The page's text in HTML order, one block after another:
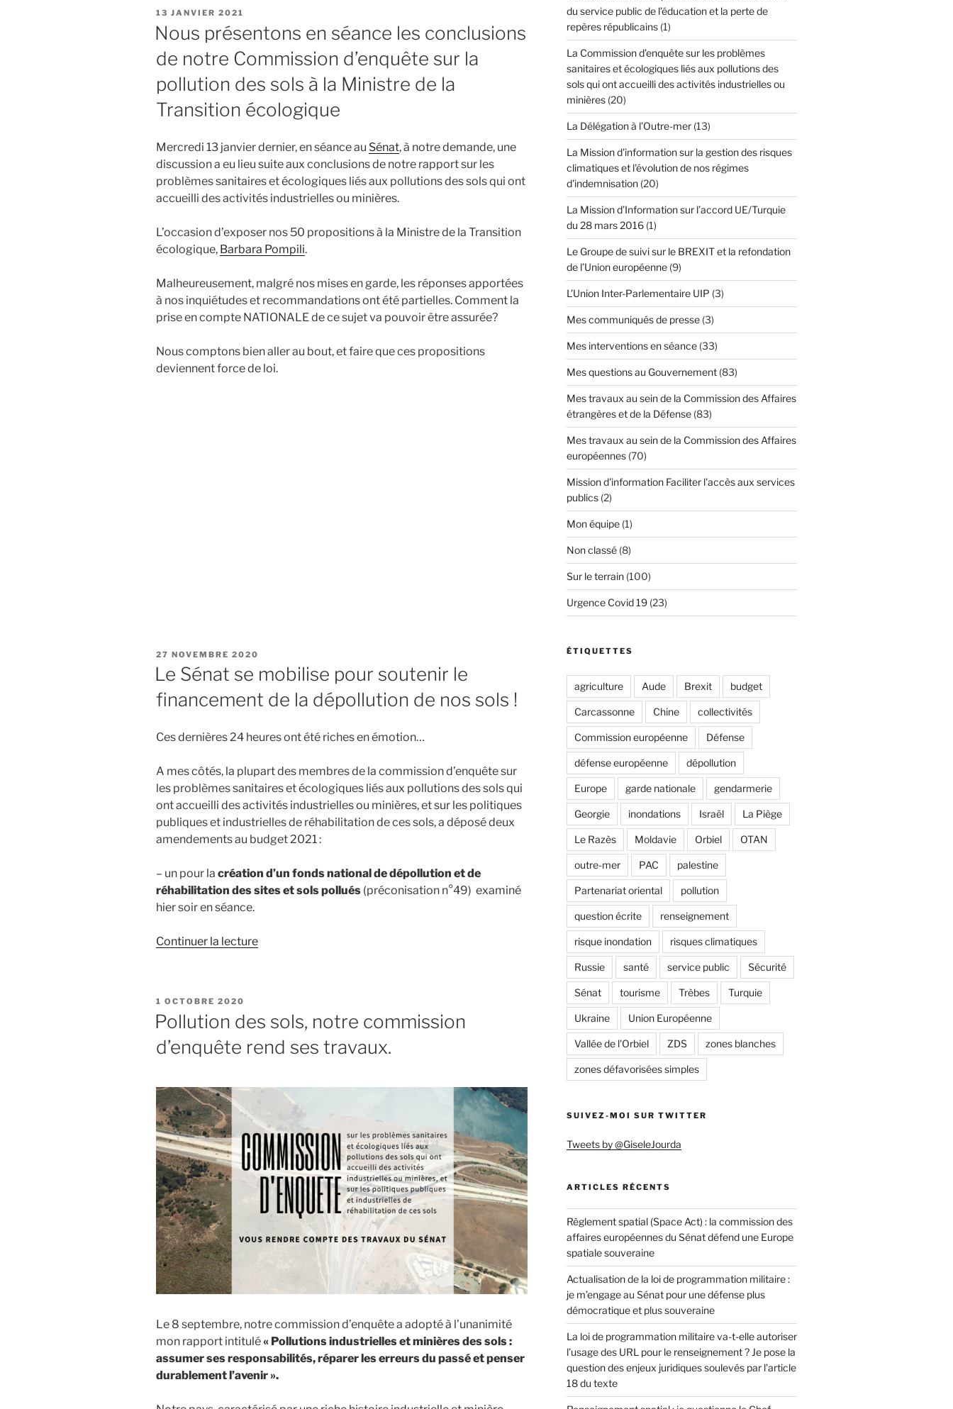
t-
il
pour
l’adoption
directive-
cadre
la
sols? »
PUBLIÉ
LE
13 JANVIER 2021
Nous présentons en séance les conclusions
de notre Commission d’enquête sur la
pollution des sols à la Ministre de la
Transition écologique
Mercredi 13 janvier dernier, en séance au Sénat, à notre demande, une
discussion a eu lieu suite aux conclusions de notre rapport sur les
problèmes sanitaires et écologiques liés aux pollutions des sols qui ont
accueilli des activités industrielles ou minières.
L’occasion d’exposer nos 50 propositions à la Ministre de la Transition
écologique, Barbara Pompili.
Malheureusement, malgré nos mises en garde, les réponses apportées
à nos inquiétudes et recommandations ont été partielles. Comment la
prise en compte NATIONALE de ce sujet va pouvoir être assurée?
Nous comptons bien aller au bout, et faire que ces propositions
deviennent force de loi.
PUBLIÉ
LE
27 NOVEMBRE 2020
Le Sénat se mobilise pour soutenir le
financement de la dépollution de nos sols !
Ces dernières 24 heures ont été riches en émotion…
A mes côtés, la plupart des membres de la commission d’enquête sur
les problèmes sanitaires et écologiques liés aux pollutions des sols qui
ont accueilli des activités industrielles ou minières, et sur les politiques
publiques et industrielles de réhabilitation de ces sols, a déposé deux
amendements au budget 2021 :
– un pour la création d’un fonds national de dépollution et de
réhabilitation des sites et sols pollués (préconisation n°49) examiné
hier soir en séance.
Continuer la lecture
pour
soutenir
dépollution
de
nos
sols
PUBLIÉ
LE
1 OCTOBRE 2020
Pollution des sols, notre commission
d’enquête rend ses travaux.
Le 8 septembre, notre commission d’enquête a adopté à l’unanimité
mon rapport intitulé « Pollutions industrielles et minières des sols :
assumer ses responsabilités, réparer les erreurs du passé et penser
durablement l’avenir ».
du service public de l’éducation et la perte de
repères républicains(1)
La Commission d’enquête sur les problèmes
sanitaires et écologiques liés aux pollutions des
sols qui ont accueilli des activités industrielles ou
minières(20)
La Délégation à l’Outre-mer(13)
La Mission d'information sur la gestion des risques
climatiques et l'évolution de nos régimes
d'indemnisation(20)
La Mission d’Information sur l’accord UE/Turquie
du 28 mars 2016(1)
Le Groupe de suivi sur le BREXIT et la refondation
de l’Union européenne(9)
L’Union Inter-Parlementaire UIP (3)
Mes communiqués de presse(3)
Mes interventions en séance(33)
Mes questions au Gouvernement(83)
Mes travaux au sein de la Commission des Affaires
étrangères et de la Défense(83)
Mes travaux au sein de la Commission des Affaires
européennes(70)
Mission d'information Faciliter l'accès aux services
publics(2)
Mon équipe(1)
Non classé(8)
Sur le terrain(100)
Urgence Covid 19(23)
ÉTIQUETTES
agriculture Aude Brexit budget
Carcassonne Chine collectivités
Commission européenne Défense
défense européenne dépollution
Europe garde nationale gendarmerie
Georgie inondations Israël La Piège
Le Razès Moldavie Orbiel OTAN
outre-mer PAC palestine
Partenariat oriental pollution
question écrite renseignement
risque inondation risques climatiques
Russie santé service public Sécurité
Sénat tourisme Trèbes Turquie
Ukraine Union Européenne
Vallée de l'Orbiel ZDS zones blanches
zones défavorisées simples
SUIVEZ-MOI SUR TWITTER
Tweets by @GiseleJourda
ARTICLES RÉCENTS
Règlement spatial (Space Act) : la commission des
affaires européennes du Sénat défend une Europe
spatiale souveraine
Actualisation de la loi de programmation militaire :
je m’engage au Sénat pour une défense plus
démocratique et plus souveraine
La loi de programmation militaire va-t-elle autoriser
l’usage des URL pour le renseignement ? Je pose la
question des enjeux juridiques soulevés par l’article
18 du texte